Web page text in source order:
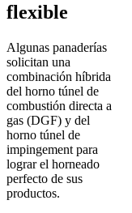
flexible
Algunas panaderías
solicitan una
combinación híbrida
del horno túnel de
combustión directa a
gas (DGF) y del
horno túnel de
impingement para
lograr el horneado
perfecto de sus
productos.